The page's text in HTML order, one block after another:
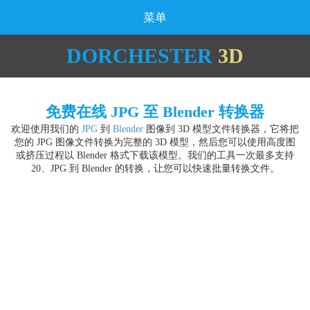
菜单
DORCHESTER 3D
免费在线 JPG 至 Blender 转换器
欢迎使用我们的 JPG 到 Blender 图像到 3D 模型文件转换器，它将把
您的 JPG 图像文件转换为完整的 3D 模型，然后您可以使用高度图
或挤压过程以 Blender 格式下载该模型。我们的工具一次最多支持
20、JPG 到 Blender 的转换，让您可以快速批量转换文件。